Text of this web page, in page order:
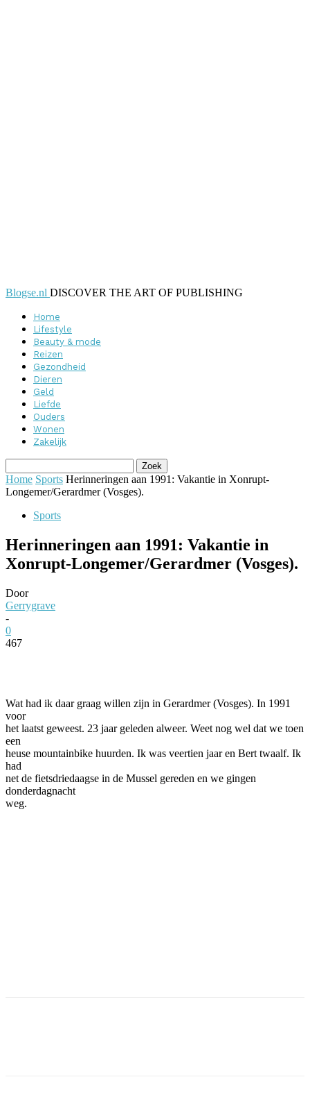
Blogse.nl DISCOVER THE ART OF PUBLISHING
Home
Lifestyle
Beauty & mode
Reizen
Gezondheid
Dieren
Geld
Liefde
Ouders
Wonen
Zakelijk
Home Sports Herinneringen aan 1991: Vakantie in Xonrupt-
Longemer/Gerardmer (Vosges).
Sports
Herinneringen aan 1991: Vakantie in
Xonrupt-Longemer/Gerardmer (Vosges).
Door
Gerrygrave
-
0
467
Wat had ik daar graag willen zijn in Gerardmer (Vosges). In 1991
voor
het laatst geweest. 23 jaar geleden alweer. Weet nog wel dat we toen
een
heuse mountainbike huurden. Ik was veertien jaar en Bert twaalf. Ik
had
net de fietsdriedaagse in de Mussel gereden en we gingen
donderdagnacht
weg.